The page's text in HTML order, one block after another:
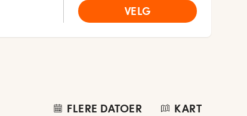
VELG
FLERE DATOER KART